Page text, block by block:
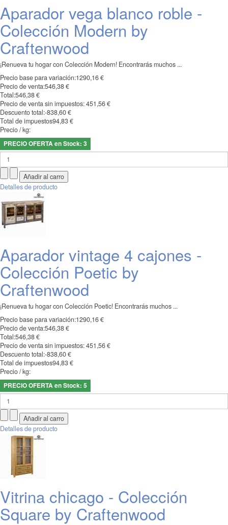
Aparador vega blanco roble -
Colección Modern by
Craftenwood
¡Renueva tu hogar con Colección Modern! Encontrarás muchos ...
Precio base para variación:1290,16 €
Precio de venta:546,38 €
Total:546,38 €
Precio de venta sin impuestos:451,56 €
Descuento total:-838,60 €
Total de impuestos94,83 €
Precio / kg:
PRECIO OFERTA en Stock: 3
Detalles de producto
Aparador vintage 4 cajones -
Colección Poetic by
Craftenwood
¡Renueva tu hogar con Colección Poetic! Encontrarás muchos ...
Precio base para variación:1290,16 €
Precio de venta:546,38 €
Total:546,38 €
Precio de venta sin impuestos:451,56 €
Descuento total:-838,60 €
Total de impuestos94,83 €
Precio / kg:
PRECIO OFERTA en Stock: 5
Detalles de producto
Vitrina chicago - Colección
Square by Craftenwood